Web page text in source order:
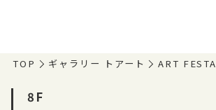
TOP ギャラリー トアート ART FESTA
8F